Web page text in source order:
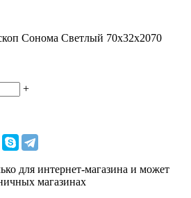
Сонома Светлый 70х32х2070
+
для интернет-магазина и может
магазинах